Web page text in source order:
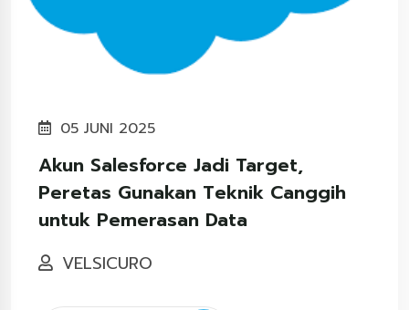
05 JUNI 2025
Akun Salesforce Jadi Target,
Peretas Gunakan Teknik Canggih
untuk Pemerasan Data
VELSICURO